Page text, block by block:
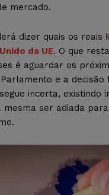
mercado.
dizer quais os reais
da UE. O que
é aguardar os
e a decisão
incerta, existindo
mesma ser adiada